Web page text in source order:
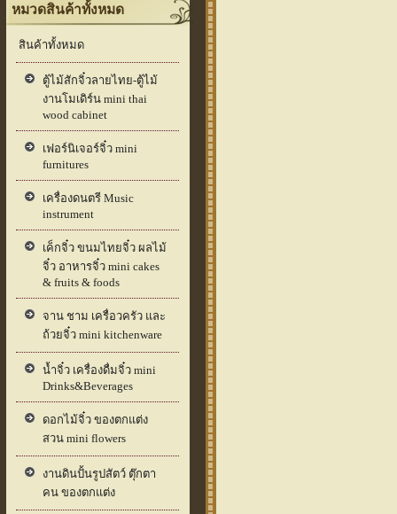
หมวดสินค้าทั้งหมด
สินค้าทั้งหมด
ตู้ไม้สักจิ๋วลายไทย-ตู้ไม้
งานโมเดิร์น mini thai
wood cabinet
เฟอร์นิเจอร์จิ๋ว mini
furnitures
เครื่องดนตรี Music
instrument
เค็กจิ๋ว ขนมไทยจิ๋ว ผลไม้
จิ๋ว อาหารจิ๋ว mini cakes
& fruits & foods
จาน ชาม เครื่อวครัว และ
ถ้วยจิ๋ว mini kitchenware
น้ำจิ๋ว เครื่องดื่มจิ๋ว mini
Drinks&Beverages
ดอกไม้จิ๋ว ของตกแต่ง
สวน mini flowers
งานดินปั้นรูปสัตว์ ตุ๊กตา
คน ของตกแต่ง